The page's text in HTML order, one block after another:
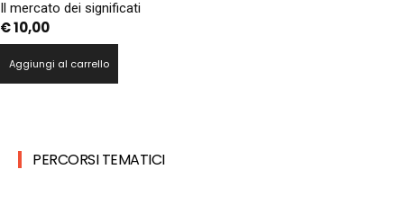
Il mercato dei significati
€10,00
Aggiungi al carrello
PERCORSI TEMATICI